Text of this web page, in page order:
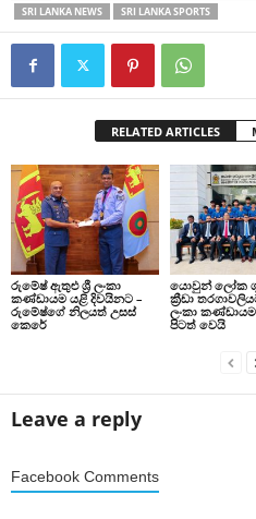
SRI LANKA NEWS
SRI LANKA SPORTS
RELATED ARTICLES
රුමේෂ් ඇතුළු ශ්‍රී ලංකා
කණ්ඩායම යළි දිවයිනට –
රුමේෂ්ගේ නිලයත් උසස්
කෙරේ
යොවුන් ලෝක
ක්‍රීඩා
ලංකා
පිටත් වෙයි
Leave a reply
Facebook Comments